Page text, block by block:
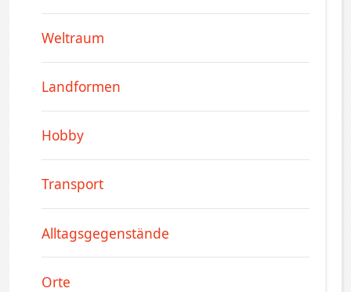
Weltraum
Landformen
Hobby
Transport
Alltagsgegenstände
Orte